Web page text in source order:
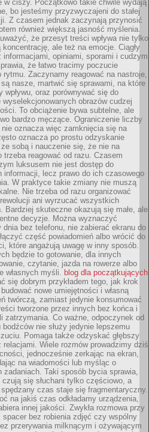
w ciszy. Początkowo takie chwile wydają
bo jesteśmy przyzwyczajeni do stałej
Z czasem jednak zaczynają przynosić
również większą jasność myślenia.
że przesyt treści wpływa nie tylko
koncentrację, ale też na emocje. Ciągły
informacjami, opiniami, sporami i cudzym
że łatwo tracimy poczucie
rytmu. Zaczynamy reagować na nastroje,
są nasze, martwić się sprawami, na które
wpływu, oraz porównywać się do
wyselekcjonowanych obrazów cudzej
To obciążenie bywa subtelne, ale
bardzo męczące. Ograniczenie liczby
nie oznacza więc zamknięcia się na
oznacza po prostu odzyskanie
sobą i nauczenie się, że nie na
trzeba reagować od razu. Czasem
luksusem nie jest dostęp do
informacji, lecz prawo do ich czasowego
W praktyce takie zmiany nie muszą
Nie trzeba od razu organizować
ani wyrzucać wszystkich
Bardziej skuteczne okazują się małe, ale
decyzje. Można wyznaczyć
dnia bez telefonu, nie zabierać ekranu do
część powiadomień albo wrócić do
które angażują uwagę w inny sposób.
będzie to gotowanie, dla innych
czytanie, jazda na rowerze albo
własnych myśli. blog dla początkujących
się dobrym przykładem tego, jak krok
nowe umiejętności i własną
twórczą, zamiast jedynie konsumować
tworzone przez innych bez końca i
zatrzymania. Co ważne, odpoczynek od
bodźców nie służy jedynie lepszemu
Pomaga także odzyskać głębszy
relacjami. Wiele rozmów prowadzimy dziś
jednocześnie zerkając na ekran,
na wiadomości lub myśląc o
zadaniach. Taki sposób bycia sprawia,
się słuchani tylko częściowo, a
czas staje się fragmentaryczny.
na jakiś czas odkładamy urządzenia,
innej jakości. Zwykła rozmowa przy
spacer bez robienia zdjęć czy wspólny
przerywania milknącym i ożywającym